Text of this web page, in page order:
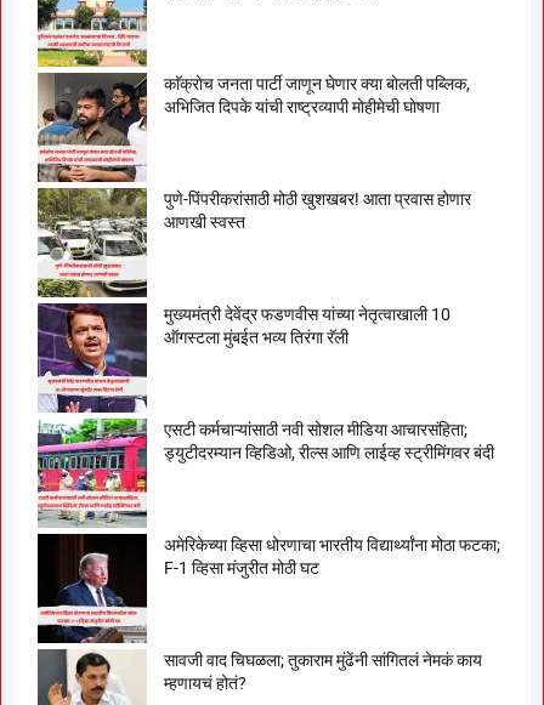
काॅक्राेच जनता पार्टी जाणून घेणार क्या बाेलती पब्लिक,
अभिजित दिपके यांची राष्ट्रव्यापी माेहीमेची घाेषणा
पुणे-पिंपरीकरांसाठी मोठी खुशखबर! आता प्रवास होणार
आणखी स्वस्त
मुख्यमंत्री देवेंद्र फडणवीस यांच्या नेतृत्वाखाली 10
ऑगस्टला मुंबईत भव्य तिरंगा रॅली
एसटी कर्मचाऱ्यांसाठी नवी सोशल मीडिया आचारसंहिता;
ड्युटीदरम्यान व्हिडिओ, रील्स आणि लाईव्ह स्ट्रीमिंगवर बंदी
अमेरिकेच्या व्हिसा धोरणाचा भारतीय विद्यार्थ्यांना मोठा फटका;
F-1 व्हिसा मंजुरीत मोठी घट
सावजी वाद चिघळला; तुकाराम मुंढेंनी सांगितलं नेमकं काय
म्हणायचं होतं?